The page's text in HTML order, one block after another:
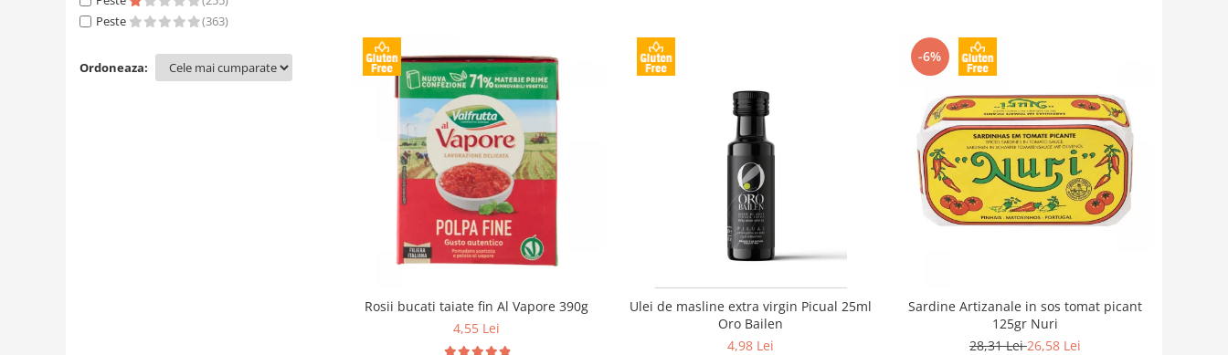
Peste
(363)
Ordoneaza:
Rosii bucati taiate fin Al Vapore 390g
4,55 Lei
Ulei de masline extra virgin Picual 25ml
Oro Bailen
4,98 Lei
-6%
Sardine Artizanale in sos tomat picant
125gr Nuri
28,31 Lei26,58 Lei